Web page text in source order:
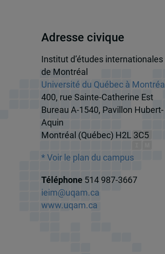
Adresse civique
Institut d’études internationales
de Montréal
Université du Québec à Montréal
400, rue Sainte-Catherine Est
Bureau A-1540, Pavillon Hubert-
Aquin
Montréal (Québec) H2L 3C5
* Voir le plan du campus
Téléphone 514 987-3667
ieim@uqam.ca
www.uqam.ca